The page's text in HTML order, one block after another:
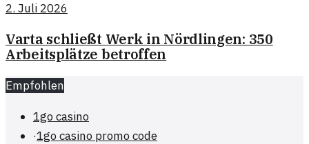
2. Juli 2026
Varta schließt Werk in Nördlingen: 350
Arbeitsplätze betroffen
Empfohlen
1go casino
·1go casino promo code